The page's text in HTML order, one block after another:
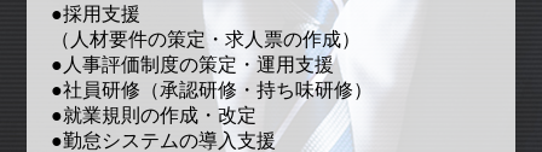
●採用支援
（人材要件の策定・求人票の作成）
●人事評価制度の策定・運用支援
●社員研修（承認研修・持ち味研修）
●就業規則の作成・改定
●勤怠システムの導入支援